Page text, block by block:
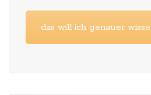
das will ich genauer